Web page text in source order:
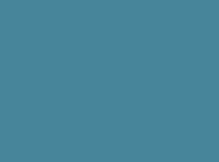
organisme privé, sans but
français, qui a pour mission de
relations culturelles et d’amitié
Ses ressources proviennent